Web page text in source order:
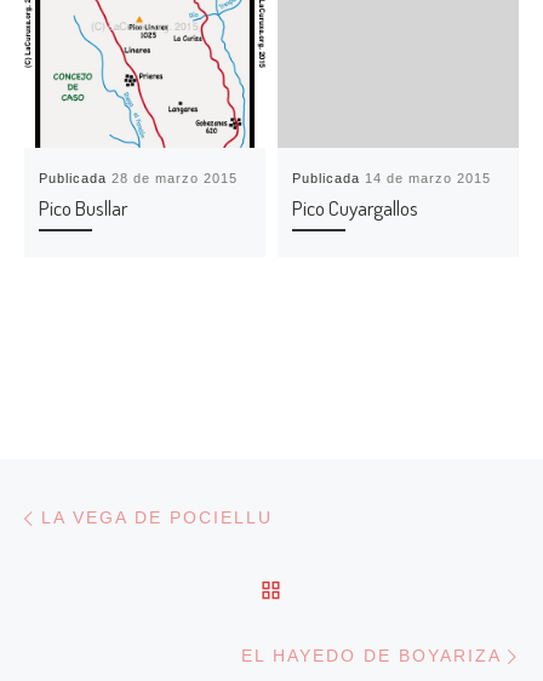
Publicada28 de marzo 2015
Pico Busllar
Publicada 14 de marzo 2015
Pico Cuyargallos
Navegación de entradas
LA VEGA DE POCIELLU
EL HAYEDO DE BOYARIZA